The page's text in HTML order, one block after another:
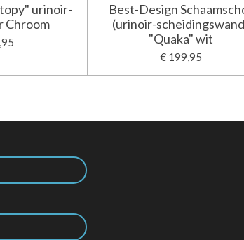
urinoir-
Chroom
Best-Design
(urinoir-
"Quaka" wit
€ 199,95